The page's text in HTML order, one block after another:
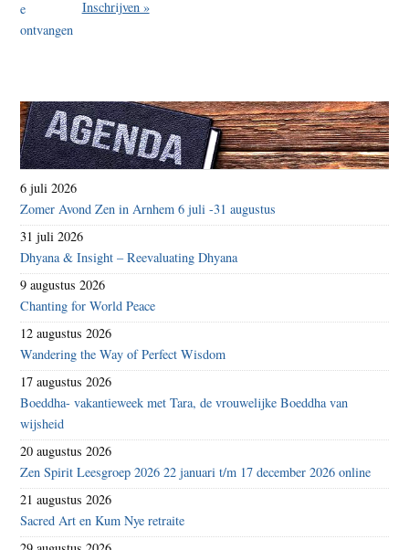
Inschrijven »
6 juli 2026
Zomer Avond Zen in Arnhem 6 juli -31 augustus
31 juli 2026
Dhyana & Insight – Reevaluating Dhyana
9 augustus 2026
Chanting for World Peace
12 augustus 2026
Wandering the Way of Perfect Wisdom
17 augustus 2026
Boeddha- vakantieweek met Tara, de vrouwelijke Boeddha van
wijsheid
20 augustus 2026
Zen Spirit Leesgroep 2026 22 januari t/m 17 december 2026 online
21 augustus 2026
Sacred Art en Kum Nye retraite